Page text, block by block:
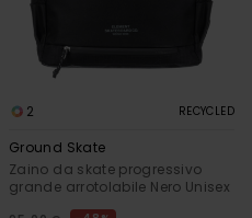
2 RECYCLED
Ground Skate
Zaino da skate progressivo
grande arrotolabile Nero Unisex